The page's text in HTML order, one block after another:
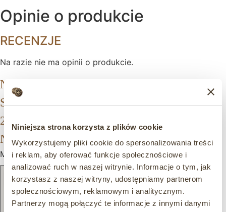
Niniejsza strona korzysta z plików cookie
Wykorzystujemy pliki cookie do spersonalizowania treści
i reklam, aby oferować funkcje społecznościowe i
analizować ruch w naszej witrynie. Informacje o tym, jak
korzystasz z naszej witryny, udostępniamy partnerom
społecznościowym, reklamowym i analitycznym.
Partnerzy mogą połączyć te informacje z innymi danymi
Opinie o produkcie
RECENZJE
Na razie nie ma opinii o produkcie.
NAPISZ PIERWSZĄ OPINIĘ O „SZPICE
SO135 ALUMINIUM NA PROFIL 20×20
25×25 GROT, KOŃCÓWKA
NA OGRODZENIA”
Musisz się zalogować, aby dodać opinię.